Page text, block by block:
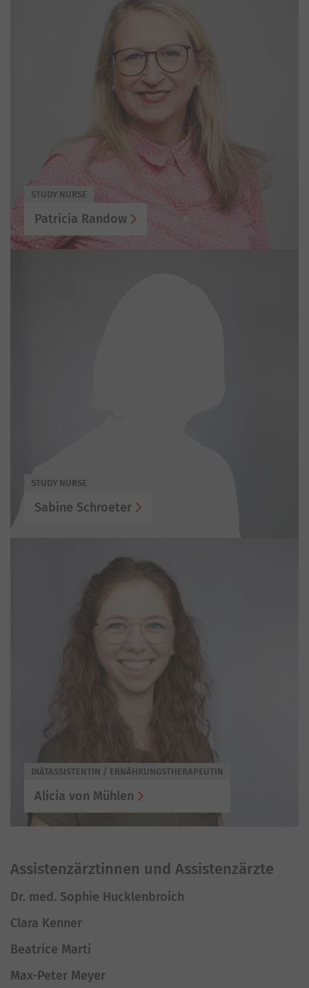
STUDY NURSE
Patricia Randow
STUDY NURSE
Sabine Schroeter
DIÄTASSISTENTIN / ERNÄHRUNGSTHERAPEUTIN
Alicia von Mühlen
Assistenzärztinnen und Assistenzärzte
Dr. med. Sophie Hucklenbroich
Clara Kenner
Beatrice Marti
Max-Peter Meyer